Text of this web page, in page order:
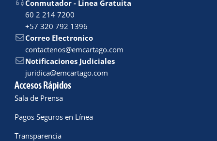
Conmutador - Linea Gratuita
60 2 214 7200
+57 320 792 1396
Correo Electronico
contactenos@emcartago.com
Notificaciones Judiciales
juridica@emcartago.com
Accesos Rápidos
Sala de Prensa
Pagos Seguros en Línea
Transparencia